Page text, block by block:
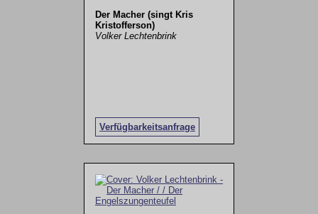
Der Macher (singt Kris
Kristofferson)
Volker Lechtenbrink
Verfügbarkeitsanfrage